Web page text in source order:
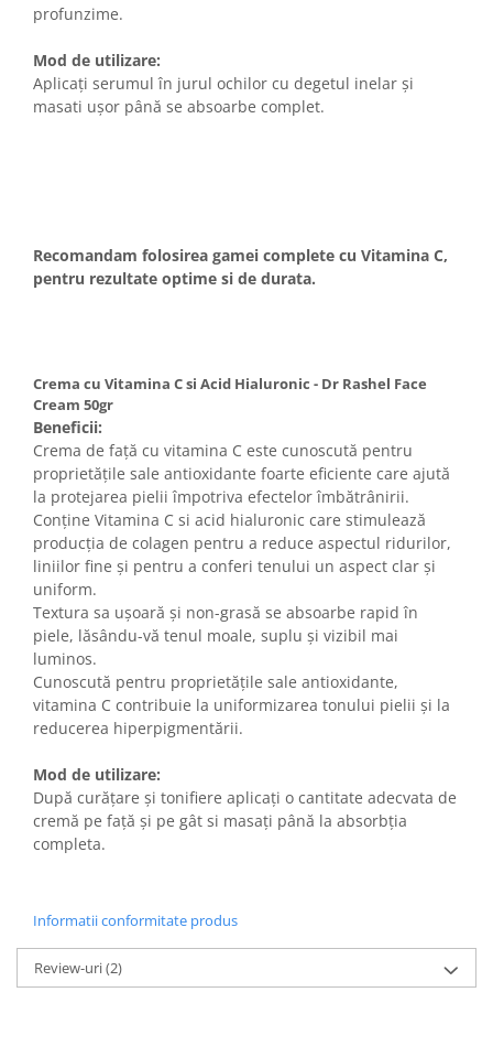
profunzime.
Mod de utilizare:
Aplicați serumul în jurul ochilor cu degetul inelar și
masati ușor până se absoarbe complet.
Recomandam folosirea gamei complete cu Vitamina C,
pentru rezultate optime si de durata.
Crema cu Vitamina C si Acid Hialuronic - Dr Rashel Face
Cream 50gr
Beneficii:
Crema de față cu vitamina C este cunoscută pentru
proprietățile sale antioxidante foarte eficiente care ajută
la protejarea pielii împotriva efectelor îmbătrânirii.
Conține Vitamina C si acid hialuronic care stimulează
producția de colagen pentru a reduce aspectul ridurilor,
liniilor fine și pentru a conferi tenului un aspect clar și
uniform.
Textura sa ușoară și non-grasă se absoarbe rapid în
piele, lăsându-vă tenul moale, suplu și vizibil mai
luminos.
Cunoscută pentru proprietățile sale antioxidante,
vitamina C contribuie la uniformizarea tonului pielii și la
reducerea hiperpigmentării.
Mod de utilizare:
După curățare și tonifiere aplicați o cantitate adecvata de
cremă pe față și pe gât si masați până la absorbția
completa.
Informatii conformitate produs
Review-uri(2)